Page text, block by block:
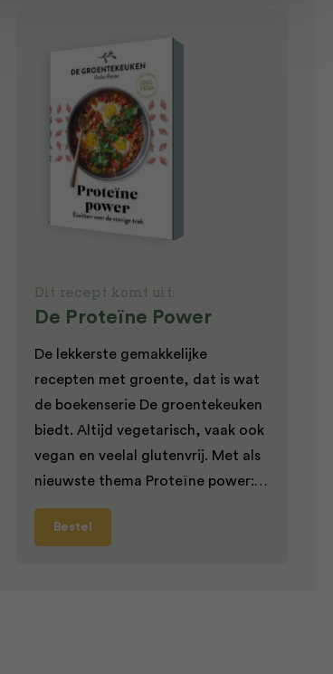
Dit recept komt uit:
De Proteïne Power
De lekkerste gemakkelijke
recepten met groente, dat is wat
de boekenserie De groentekeuken
biedt. Altijd vegetarisch, vaak ook
vegan en veelal glutenvrij. Met als
nieuwste thema Proteïne power:…
Bestel